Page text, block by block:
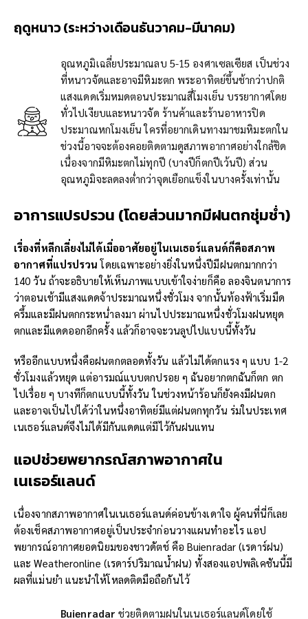
ฤดูหนาว(ระหว่างเดือนธันวาคม-มีนาคม)
อุณหภูมิเฉลี่ยประมาณลบ 5-15 องศาเซลเซียส เป็นช่วง
ที่หนาวจัดและอาจมีหิมะตก พระอาทิตย์ขึ้นช้ากว่าปกติ
แสงแดดเริ่มหมดตอนประมาณสี่โมงเย็น บรรยากาศโดย
ทั่วไปเงียบและหนาวจัด ร้านค้าและร้านอาหารปิด
ประมาณหกโมงเย็น ใครที่อยากเดินทางมาชมหิมะตกใน
ช่วงนี้อาจจะต้องคอยติดตามดูสภาพอากาศอย่างใกล้ชิด
เนื่องจากมีหิมะตกไม่ทุกปี (บางปีก็ตกปีเว้นปี) ส่วน
อุณหภูมิจะลดลงต่ำกว่าจุดเยือกแข็งในบางครั้งเท่านั้น
อาการแปรปรวน (โดยส่วนมากมีฝนตกชุ่มช่ำ)
เรื่องที่หลีกเลี่ยงไม่ได้เมื่ออาศัยอยู่ในเนเธอร์แลนด์ก็คือสภาพ
อากาศที่แปรปรวน โดยเฉพาะอย่างยิ่งในหนึ่งปีมีฝนตกมากกว่า
140 วัน ถ้าจะอธิบายให้เห็นภาพแบบเข้าใจง่ายก็คือ ลองจินตนาการ
ว่าตอนเช้ามีแสงแดดจ้าประมาณหนึ่งชั่วโมง จากนั้นท้องฟ้าเริ่มมืด
ครึ้มและมีฝนตกกระหน่ำลงมา ผ่านไปประมาณหนึ่งชั่วโมงฝนหยุด
ตกและมีแดดออกอีกครั้ง แล้วก็อาจจะวนลูปไปแบบนี้ทั้งวัน
หรืออีกแบบหนึ่งคือฝนตกตลอดทั้งวัน แล้วไม่ได้ตกแรง ๆ แบบ 1-2
ชั่วโมงแล้วหยุด แต่อารมณ์แบบตกปรอย ๆ ฉันอยากตกฉันก็ตก ตก
ไปเรื่อย ๆ บางทีก็ตกแบบนี้ทั้งวัน ในช่วงหน้าร้อนก็ยังคงมีฝนตก
และอาจเป็นไปได้ว่าในหนึ่งอาทิตย์มีแต่ฝนตกทุกวัน ร่มในประเทศ
เนเธอร์แลนด์จึงไม่ได้มีกันแดดแต่มีไว้กันฝนแทน
แอปช่วยพยากรณ์สภาพอากาศใน
เนเธอร์แลนด์
เนื่องจากสภาพอากาศในเนเธอร์แลนด์ค่อนข้างเดาใจ ผู้คนที่นี่ก็เลย
ต้องเช็คสภาพอากาศอยู่เป็นประจำก่อนวางแผนทำอะไร แอป
พยากรณ์อากาศยอดนิยมของชาวดัตช์ คือ Buienradar (เรดาร์ฝน)
และ Weatheronline (เรดาร์ปริมาณน้ำฝน) ทั้งสองแอปพลิเคชันนี้มี
ผลที่แม่นยำ แนะนำให้โหลดติดมือถือกันไว้
Buienradarช่วยติดตามฝนในเนเธอร์แลนด์โดยใช้